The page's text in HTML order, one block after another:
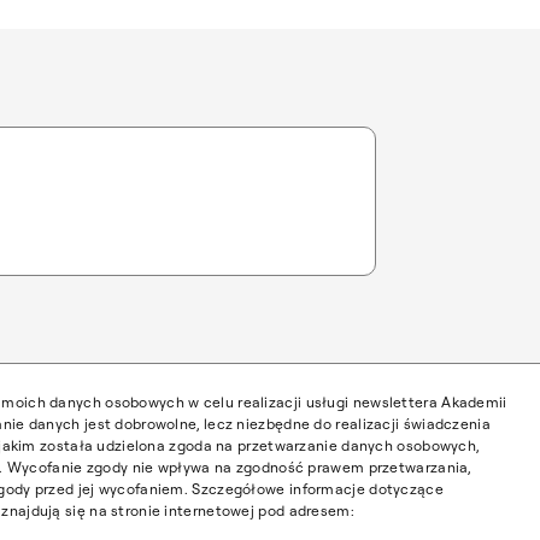
danych osobowych w celu realizacji usługi newslettera Akademii
danych jest dobrowolne, lecz niezbędne do realizacji świadczenia
została udzielona zgoda na przetwarzanie danych osobowych,
zgody nie wpływa na zgodność prawem przetwarzania,
przed jej wycofaniem. Szczegółowe informacje dotyczące
się na stronie internetowej pod adresem: